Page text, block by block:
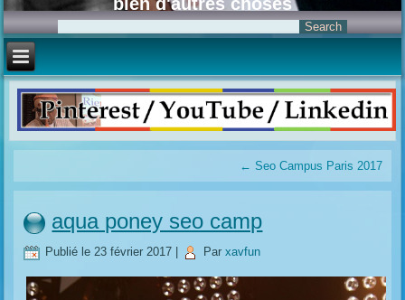
← Seo Campus Paris 2017
aqua poney seo camp
Publié le 23 février 2017 Par xavfun